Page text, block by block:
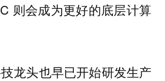
则会成为更好的底层计算
龙头也早已开始研发生产